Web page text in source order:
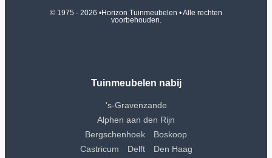
© 1975 - 2026 •Horizon Tuinmeubelen • Alle rechten
voorbehouden.
Tuinmeubelen nabij
's-Gravenzande
Alphen aan den Rijn
Bergschenhoek
Boskoop
Castricum
Delft
Den Haag